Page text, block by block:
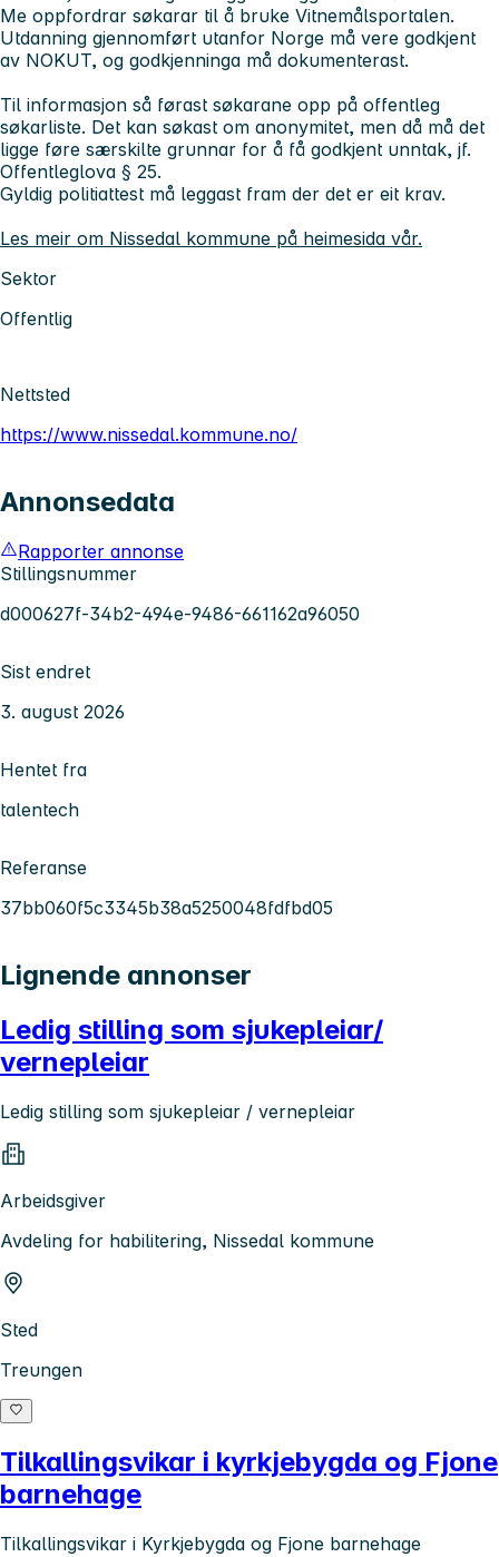
Me oppfordrar søkarar til å bruke Vitnemålsportalen.
Utdanning gjennomført utanfor Norge må vere godkjent
av NOKUT, og godkjenninga må dokumenterast.
Til informasjon så førast søkarane opp på offentleg
søkarliste. Det kan søkast om anonymitet, men då må det
ligge føre særskilte grunnar for å få godkjent unntak, jf.
Offentleglova § 25.
Gyldig politiattest må leggast fram der det er eit krav.
Les meir om Nissedal kommune på heimesida vår.
Sektor
Offentlig
Nettsted
https://www.nissedal.kommune.no/
Annonsedata
Rapporter annonse
Stillingsnummer
d000627f-34b2-494e-9486-661162a96050
Sist endret
3. august 2026
Hentet fra
talentech
Referanse
37bb060f5c3345b38a5250048fdfbd05
Lignende annonser
Ledig stilling som sjukepleiar/
vernepleiar
Ledig stilling som sjukepleiar / vernepleiar
Arbeidsgiver
Avdeling for habilitering, Nissedal kommune
Sted
Treungen
Tilkallingsvikar i kyrkjebygda og Fjone
barnehage
Tilkallingsvikar i Kyrkjebygda og Fjone barnehage